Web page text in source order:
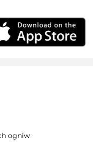
ogniw